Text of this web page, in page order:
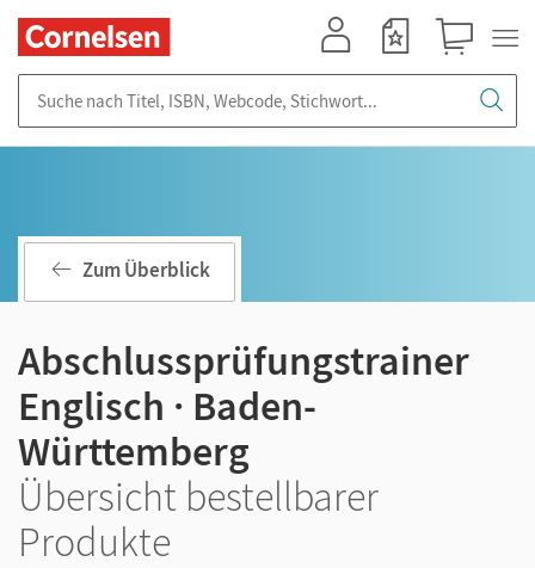
Zum Überblick
Abschlussprüfungstrainer
Englisch · Baden-
Württemberg
Übersicht bestellbarer
Produkte